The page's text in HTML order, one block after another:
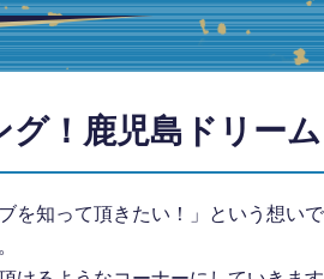
！鹿児島ドリーム
知って頂きたい！」という想い